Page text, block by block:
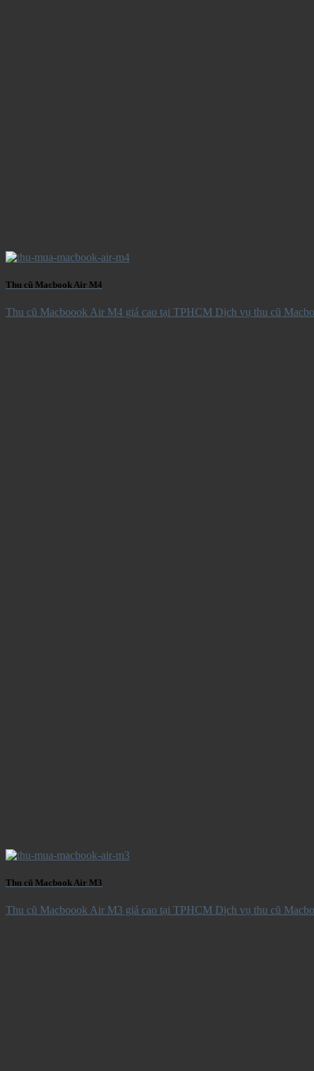
Thu cũ Macbook Air M4
Thu cũ Macboook Air M4 giá cao tại TPHCM Dịch vụ thu cũ
Thu cũ Macbook Air M3
Thu cũ Macboook Air M3 giá cao tại TPHCM Dịch vụ thu cũ